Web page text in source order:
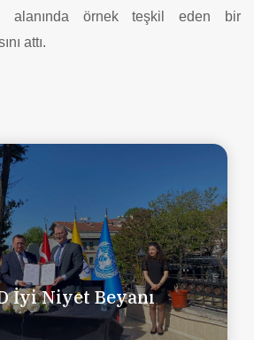
alanında örnek teşkil eden bir
attı.
İyi Niyet Beyanı